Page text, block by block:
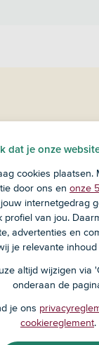
ASN
en
dat je onze
cookies plaatsen.
door ons en onze
internetgedrag
profiel van jou.
advertenties en
je relevante inhoud
altijd wijzigen via
onderaan de
je ons
cookiereglement.